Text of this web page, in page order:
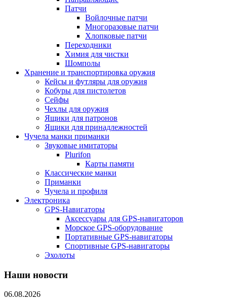
Патчи
Войлочные патчи
Многоразовые патчи
Хлопковые патчи
Переходники
Химия для чистки
Шомполы
Хранение и транспортировка оружия
Кейсы и футляры для оружия
Кобуры для пистолетов
Сейфы
Чехлы для оружия
Ящики для патронов
Ящики для принадлежностей
Чучела манки приманки
Звуковые имитаторы
Plurifon
Карты памяти
Классические манки
Приманки
Чучела и профиля
Электроника
GPS-Навигаторы
Аксессуары для GPS-навигаторов
Морское GPS-оборудование
Портативные GPS-навигаторы
Спортивные GPS-навигаторы
Эхолоты
Наши новости
06.08.2026